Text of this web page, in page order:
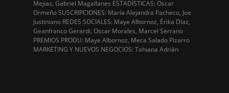
Mejias, Gabriel Magallanes ESTADÍSTICAS: Oscar
Ormeño SUSCRIPCIONES: María Alejandra Pacheco, Joe
Justiniano REDES SOCIALES: Maye Albornoz, Érika Díaz,
Geanfranco Gerardi, Oscar Morales, Marcel Serrano
PREMIOS PRODU: Maye Albornoz, Meca Salado Pizarro
MARKETING Y NUEVOS NEGOCIOS: Tahiana Adrián